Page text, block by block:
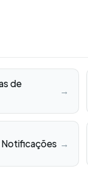
de
→
Notificações →